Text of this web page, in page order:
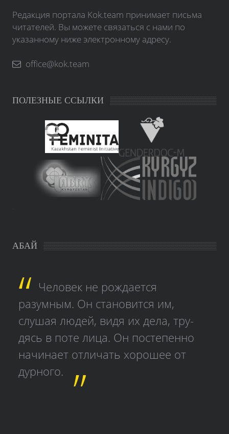
Редакция портала Kok.team принимает письма
читателей. Вы можете связаться с нами по
указанному ниже электронному адресу.
office@kok.team
ПОЛЕЗНЫЕ ССЫЛКИ
АБАЙ
Человек не рождается
разумным. Он становится им,
слушая людей, видя их дела, тру­
дясь в поте лица. Он постепенно
начинает отличать хорошее от
дурного.